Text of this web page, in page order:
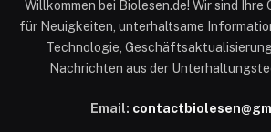
Willkommen bei Biolesen.de! Wir sind
für Neuigkeiten, unterhaltsame
Technologie,
Nachrichten aus der
Email: